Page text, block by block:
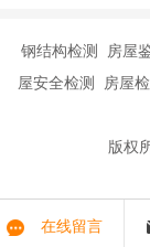
钢结构检测 房屋
屋安全检测 房屋
版权
在线留言